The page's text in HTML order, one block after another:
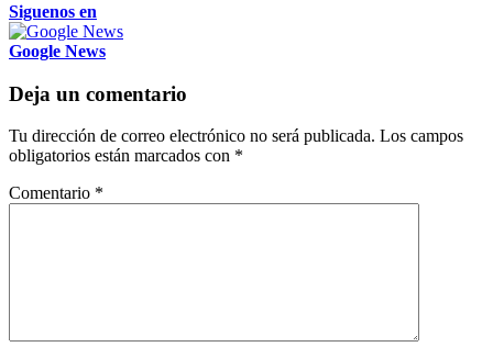
Siguenos en
Google News
Deja un comentario
Tu dirección de correo electrónico no será publicada. Los campos
obligatorios están marcados con *
Comentario *